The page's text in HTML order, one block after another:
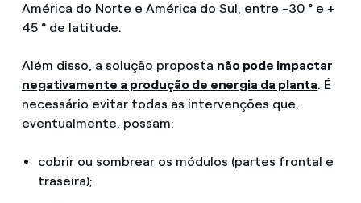
América do Norte e América do Sul, entre -30 ° e +
45 ° de latitude.
Além disso, a solução proposta não pode impactar
negativamente a produção de energia da planta. É
necessário evitar todas as intervenções que,
eventualmente, possam:
cobrir ou sombrear os módulos (partes frontal e
traseira);